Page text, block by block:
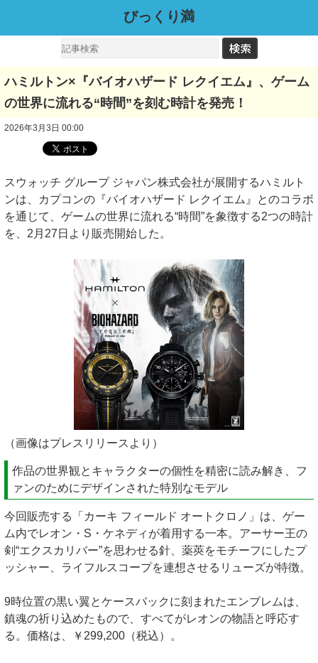
びっくり満
ハミルトン×『バイオハザード レクイエム』、ゲーム
の世界に流れる“時間”を刻む時計を発売！
2026年3月3日 00:00
スウォッチ グループ ジャパン株式会社が展開するハミルト
ンは、カプコンの『バイオハザード レクイエム』とのコラボ
を通じて、ゲームの世界に流れる“時間”を象徴する2つの時計
を、2月27日より販売開始した。
（画像はプレスリリースより）
作品の世界観とキャラクターの個性を精密に読み解き、フ
ァンのためにデザインされた特別なモデル
今回販売する「カーキ フィールド オートクロノ」は、ゲー
ム内でレオン・S・ケネディが着用する一本。アーサー王の
剣“エクスカリバー”を思わせる針、薬莢をモチーフにしたプ
ッシャー、ライフルスコープを連想させるリューズが特徴。
9時位置の黒い翼とケースバックに刻まれたエンブレムは、
鎮魂の祈り込めたもので、すべてがレオンの物語と呼応す
る。価格は、￥299,200（税込）。